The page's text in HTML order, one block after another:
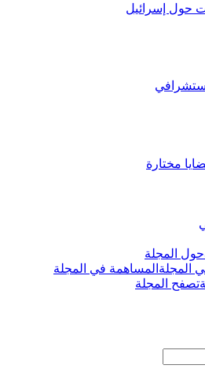
حول إسرائيل
مختارة
حول المجلة
المساهمة في المجلة
تصفح المجلة